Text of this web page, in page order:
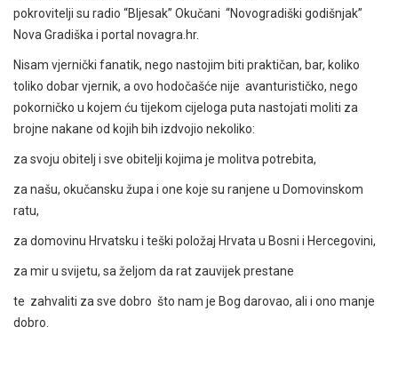
pokrovitelji su radio “Bljesak” Okučani “Novogradiški godišnjak”
Nova Gradiška i portal novagra.hr.
Nisam vjernički fanatik, nego nastojim biti praktičan, bar, koliko
toliko dobar vjernik, a ovo hodočašće nije avanturističko, nego
pokorničko u kojem ću tijekom cijeloga puta nastojati moliti za
brojne nakane od kojih bih izdvojio nekoliko:
za svoju obitelj i sve obitelji kojima je molitva potrebita,
za našu, okučansku župa i one koje su ranjene u Domovinskom
ratu,
za domovinu Hrvatsku i teški položaj Hrvata u Bosni i Hercegovini,
za mir u svijetu, sa željom da rat zauvijek prestane
te zahvaliti za sve dobro što nam je Bog darovao, ali i ono manje
dobro.